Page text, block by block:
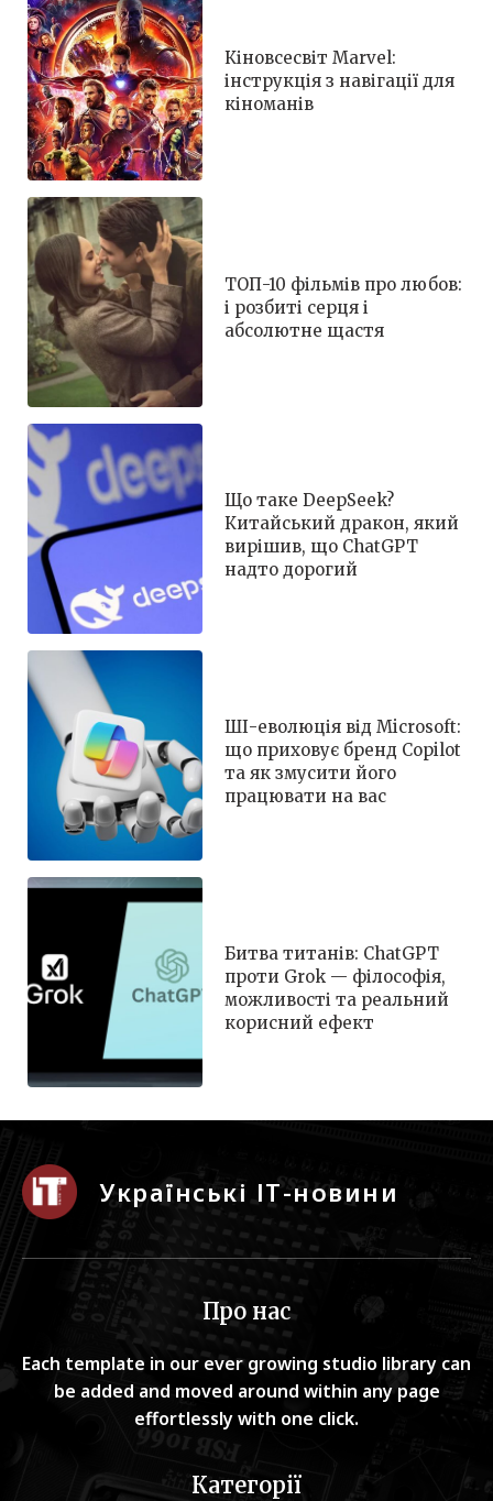
Кіновсесвіт Marvel:
інструкція з навігації для
кіноманів
ТОП-10 фільмів про любов:
і розбиті серця і
абсолютне щастя
Що таке DeepSeek?
Китайський дракон, який
вирішив, що ChatGPT
надто дорогий
ШІ-еволюція від Microsoft:
що приховує бренд Copilot
та як змусити його
працювати на вас
Битва титанів: ChatGPT
проти Grok — філософія,
можливості та реальний
корисний ефект
Українські ІТ-новини
Про нас
Each template in our ever growing studio library can
be added and moved around within any page
effortlessly with one click.
Категорії